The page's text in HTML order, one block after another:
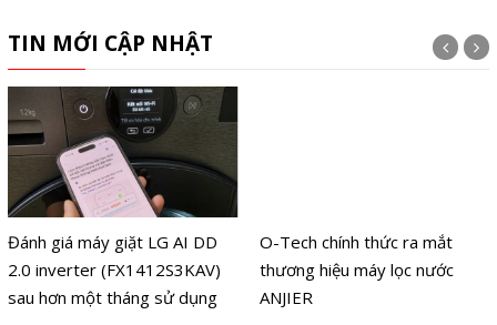
TIN MỚI CẬP NHẬT
Đánh giá máy giặt LG AI DD
2.0 inverter (FX1412S3KAV)
sau hơn một tháng sử dụng
O-Tech chính thức ra mắt
thương hiệu máy lọc nước
ANJIER